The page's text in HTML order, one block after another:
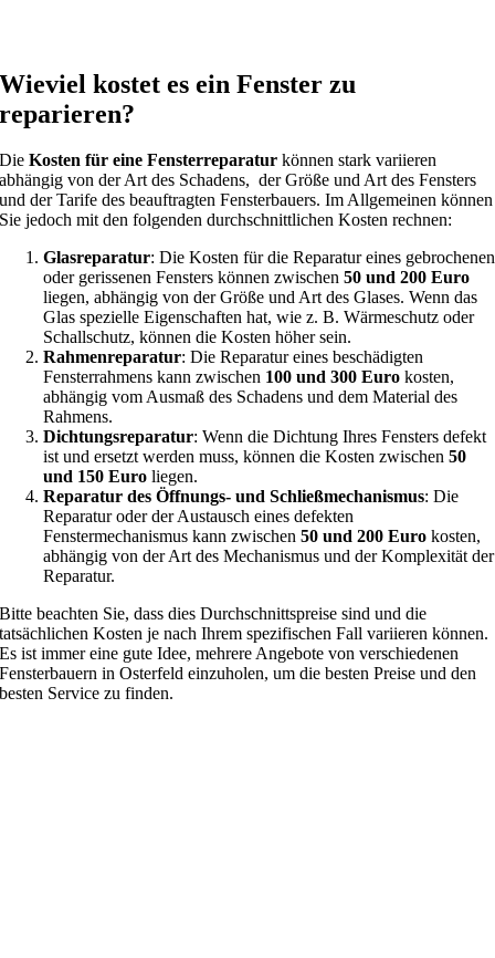
Wieviel kostet es ein Fenster zu
reparieren?
DieKosten für eine Fensterreparatur können stark variieren
abhängig von der Art des Schadens, der Größe und Art des Fensters
und der Tarife des beauftragten Fensterbauers. Im Allgemeinen können
Sie jedoch mit den folgenden durchschnittlichen Kosten rechnen:
Glasreparatur: Die Kosten für die Reparatur eines gebrochenen
oder gerissenen Fensters können zwischen50 und 200 Euro
liegen, abhängig von der Größe und Art des Glases. Wenn das
Glas spezielle Eigenschaften hat, wie z. B. Wärmeschutz oder
Schallschutz, können die Kosten höher sein.
Rahmenreparatur: Die Reparatur eines beschädigten
Fensterrahmens kann zwischen 100 und 300 Euro kosten,
abhängig vom Ausmaß des Schadens und dem Material des
Rahmens.
Dichtungsreparatur: Wenn die Dichtung Ihres Fensters defekt
ist und ersetzt werden muss, können die Kosten zwischen 50
und 150 Euro liegen.
Reparatur des Öffnungs- und Schließmechanismus: Die
Reparatur oder der Austausch eines defekten
Fenstermechanismus kann zwischen50 und 200 Euro kosten,
abhängig von der Art des Mechanismus und der Komplexität der
Reparatur.
Bitte beachten Sie, dass dies Durchschnittspreise sind und die
tatsächlichen Kosten je nach Ihrem spezifischen Fall variieren können.
Es ist immer eine gute Idee, mehrere Angebote von verschiedenen
Fensterbauern in Osterfeld einzuholen, um die besten Preise und den
besten Service zu finden.